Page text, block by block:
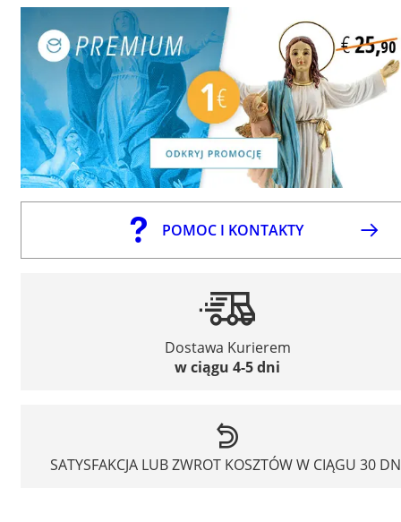
POMOC I KONTAKTY
Dostawa Kurierem
w ciągu 4-5 dni
SATYSFAKCJA LUB ZWROT KOSZTÓW W CIĄGU 30